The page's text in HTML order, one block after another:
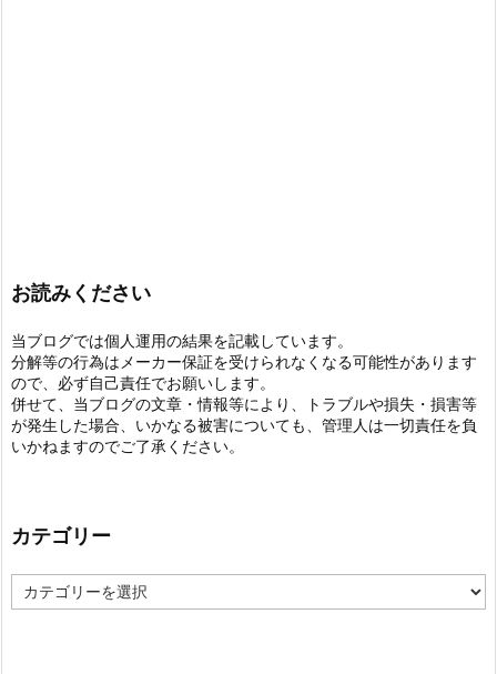
お読みください
当ブログでは個人運用の結果を記載しています。
分解等の行為はメーカー保証を受けられなくなる可能性があります
ので、必ず自己責任でお願いします。
併せて、当ブログの文章・情報等により、トラブルや損失・損害等
が発生した場合、いかなる被害についても、管理人は一切責任を負
いかねますのでご了承ください。
カテゴリー
テ